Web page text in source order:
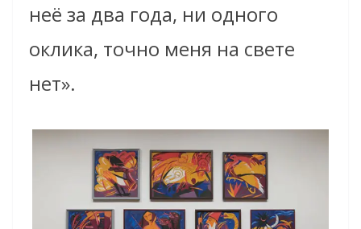
неё за два года, ни одного
оклика, точно меня на свете
нет».